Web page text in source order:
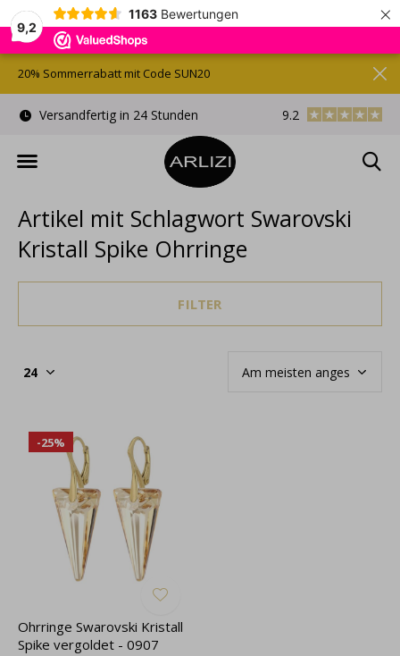
9,2
1163 Bewertungen ×
Versandfertig in 24 Stunden Kostenlose
9.2
20% Sommerrabatt mit Code SUN20
Artikel mit Schlagwort Swarovski
Kristall Spike Ohrringe
FILTER
-25%
Ohrringe Swarovski Kristall
Spike vergoldet - 0907